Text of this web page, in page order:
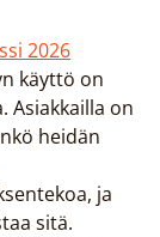
2026
käyttö on
Asiakkailla on
heidän
ja
sitä.